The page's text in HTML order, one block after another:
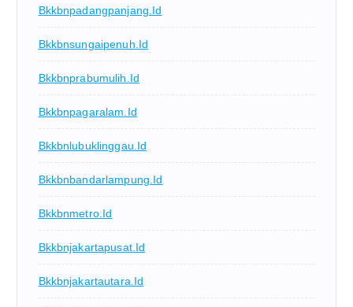
Bkkbnpadangpanjang.id
Bkkbnsungaipenuh.id
Bkkbnprabumulih.id
Bkkbnpagaralam.id
Bkkbnlubuklinggau.id
Bkkbnbandarlampung.id
Bkkbnmetro.id
Bkkbnjakartapusat.id
Bkkbnjakartautara.id